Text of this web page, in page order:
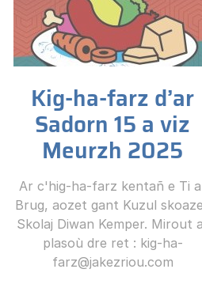
Meurzh 2025
Ar c'hig-ha-farz kentañ e Ti ar
Skolaj Diwan Kemper. Mirout ar
plasoù dre ret : kig-ha-
farz@jakezriou.com
Gouzout muioc’h